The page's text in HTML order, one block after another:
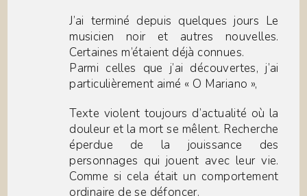
J’ai terminé depuis quelques jours Le
musicien noir et autres nouvelles.
Certaines m’étaient déjà connues.
Parmi celles que j’ai découvertes, j’ai
particulièrement aimé « O Mariano »,
Texte violent toujours d’actualité où la
douleur et la mort se mêlent. Recherche
éperdue de la jouissance des
personnages qui jouent avec leur vie.
Comme si cela était un comportement
ordinaire de se défoncer.